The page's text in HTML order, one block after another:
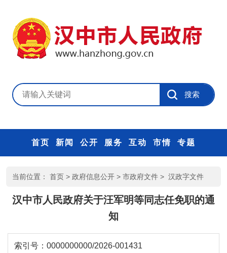
首页 新闻 公开 服务 互动 市情 专题
当前位置： 首页 > 政府信息公开 > 市政府文件 > 汉政字文件
汉中市人民政府关于汪军明等同志任免职的通
知
索引号： 0000000000/2026-001431